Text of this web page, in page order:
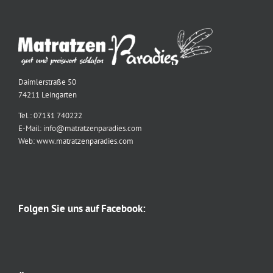
Daimlerstraße 50
74211 Leingarten
Tel.: 07131 740222
E-Mail: info@matratzenparadies.com
Web: www.matratzenparadies.com
Folgen Sie uns auf Facebook: